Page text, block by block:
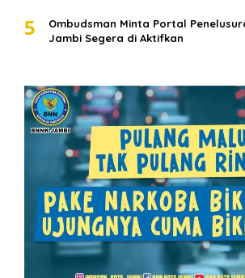
5
Ombudsman Minta Portal
Jambi Segera di Aktifkan